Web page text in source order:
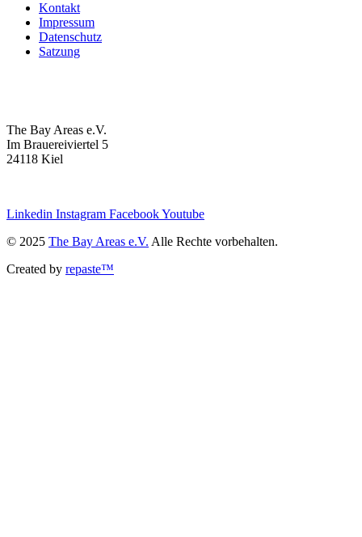
Kontakt
Impressum
Datenschutz
Satzung
The Bay Areas e.V.
Im Brauereiviertel 5
24118 Kiel
Linkedin Instagram FacebookYoutube
© 2025 The Bay Areas e.V. Alle Rechte vorbehalten.
Created by repaste™